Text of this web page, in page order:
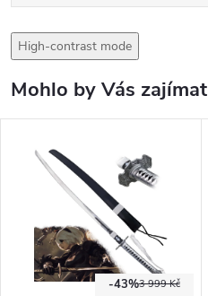
High-contrast mode
Mohlo by Vás zajímat
3 999 Kč
-43%